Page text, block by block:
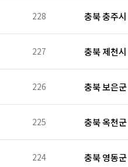
228 충북 충주시
227 충북 제천시
226 충북 보은군
225 충북 옥천군
224 충북 영동군